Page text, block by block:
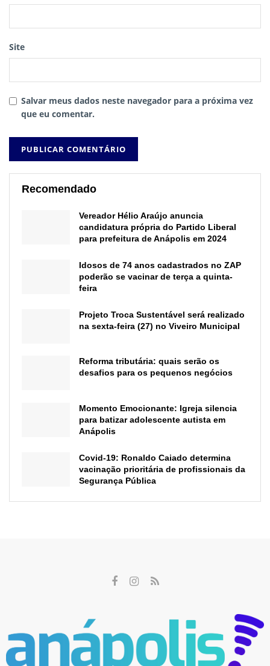
Site
Salvar meus dados neste navegador para a próxima vez
que eu comentar.
Recomendado
Vereador Hélio Araújo anuncia
candidatura própria do Partido Liberal
para prefeitura de Anápolis em 2024
Idosos de 74 anos cadastrados no ZAP
poderão se vacinar de terça a quinta-
feira
Projeto Troca Sustentável será realizado
na sexta-feira (27) no Viveiro Municipal
Reforma tributária: quais serão os
desafios para os pequenos negócios
Momento Emocionante: Igreja silencia
para batizar adolescente autista em
Anápolis
Covid-19: Ronaldo Caiado determina
vacinação prioritária de profissionais da
Segurança Pública